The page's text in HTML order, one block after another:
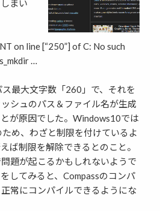
まい
on line [“250”] of C: No such
…
最大文字数「260」で、それを
シュのパス＆ファイル名が生成
が原因でした。Windows10では
め、わざと制限を付けているよ
ば制限を解除できるとのこと。
題が起こるかもしれないようで
してみると、Compassのコンパ
常にコンパイルできるようにな